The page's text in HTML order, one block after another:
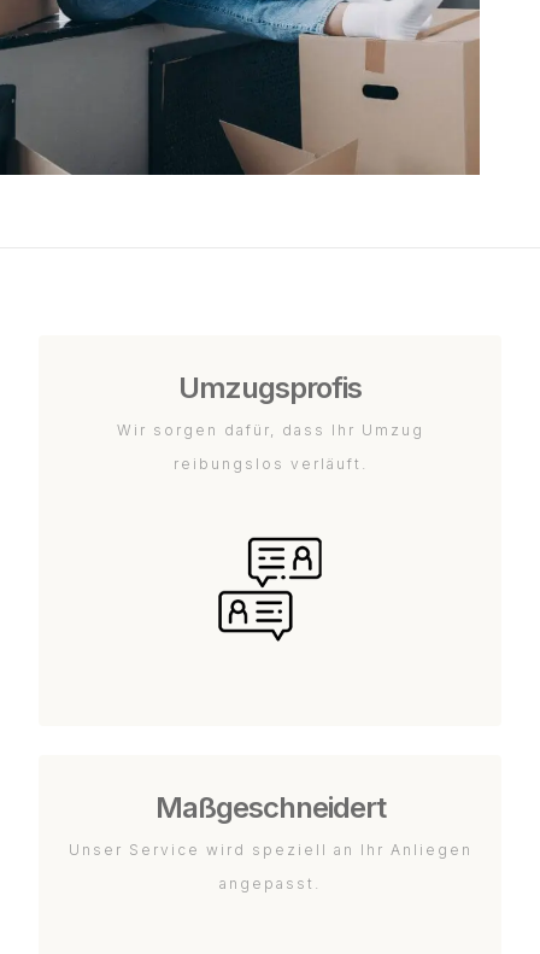
Umzugsprofis
Wir sorgen dafür, dass Ihr Umzug
reibungslos verläuft.
Maßgeschneidert
Unser Service wird speziell an Ihr Anliegen
angepasst.